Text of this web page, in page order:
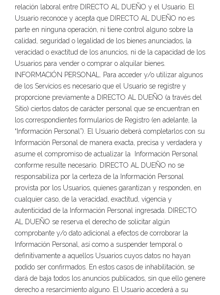
relación laboral entre DIRECTO AL DUEÑO y el Usuario. El
Usuario reconoce y acepta que DIRECTO AL DUEÑO no es
parte en ninguna operación, ni tiene control alguno sobre la
calidad, seguridad o legalidad de los bienes anunciados, la
veracidad o exactitud de los anuncios, ni de la capacidad de los
Usuarios para vender o comprar o alquilar bienes.
INFORMACIÓN PERSONAL. Para acceder y/o utilizar algunos
de los Servicios es necesario que el Usuario se registre y
proporcione previamente a DIRECTO AL DUEÑO (a través del
Sitio) ciertos datos de carácter personal que se encuentran en
los correspondientes formularios de Registro (en adelante, la
“Información Personal”). El Usuario deberá completarlos con su
Información Personal de manera exacta, precisa y verdadera y
asume el compromiso de actualizar la Información Personal
conforme resulte necesario. DIRECTO AL DUEÑO no se
responsabiliza por la certeza de la Información Personal
provista por los Usuarios, quienes garantizan y responden, en
cualquier caso, de la veracidad, exactitud, vigencia y
autenticidad de la Información Personal ingresada. DIRECTO
AL DUEÑO se reserva el derecho de solicitar algún
comprobante y/o dato adicional a efectos de corroborar la
Información Personal, así como a suspender temporal o
definitivamente a aquellos Usuarios cuyos datos no hayan
podido ser confirmados. En estos casos de inhabilitación, se
dará de baja todos los anuncios publicados, sin que ello genere
derecho a resarcimiento alguno. El Usuario accederá a su